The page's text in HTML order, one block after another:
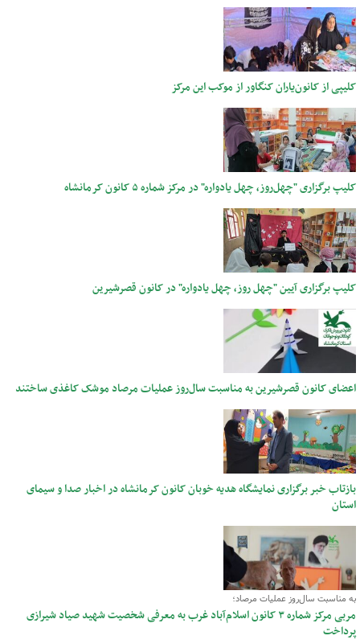
کلیپی از کانون‌یاران کنگاور از موکب این مرکز
کلیپ برگزاری "چهل‌روز، چهل یادواره" در مرکز شماره ۵ کانون کرمانشاه
کلیپ برگزاری آیین "چهل‌ روز، چهل یادواره" در کانون قصرشیرین
اعضای کانون قصرشیرین به مناسبت سال‌روز عملیات مرصاد موشک کاغذی ساختند
بازتاب خبر برگزاری نمایشگاه هدیه خوبان کانون کرمانشاه در اخبار صدا و سیمای
استان
به مناسبت سال‌روز عملیات مرصاد؛
مربی مرکز شماره ۳ کانون اسلام‌آباد غرب به معرفی شخصیت شهید صیاد شیرازی
پرداخت